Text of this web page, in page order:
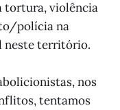
tortura, violência
polícia na
neste território.
nos
tentamos